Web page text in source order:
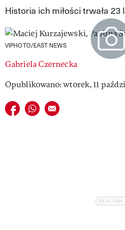
VIVA!MAN
VIVA!PEOPLE POWER
VIVA!ITAKA
MAGAZYN VIVA!
Historia ich miłości trwała 23
VIPHOTO/EAST NEWS
Gabriela Czernecka
Opublikowano: wtorek, 11
Udostępnij na facebook
Udostępnij na whatsapp
E-mail do przyjaciela